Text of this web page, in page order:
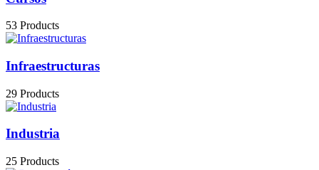
53 Products
Infraestructuras
29 Products
Industria
25 Products